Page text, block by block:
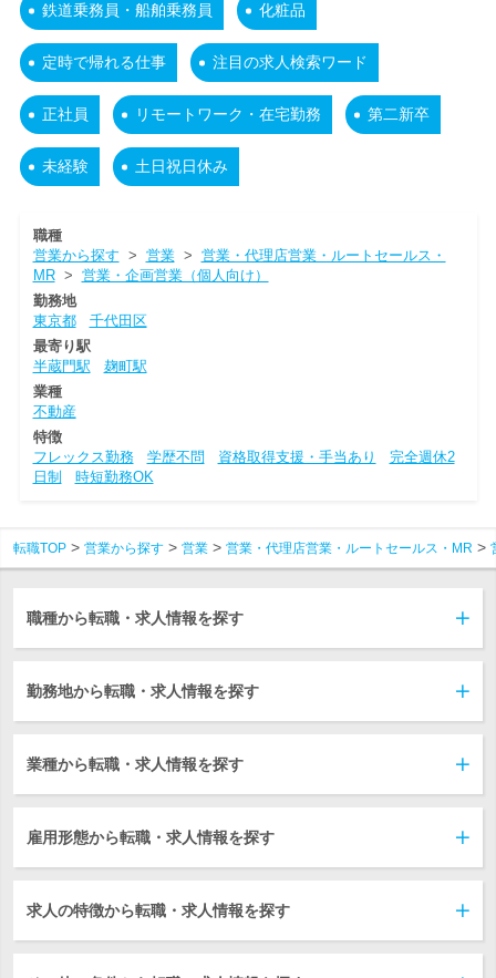
鉄道乗務員・船舶乗務員 化粧品
定時で帰れる仕事 注目の求人検索ワード
正社員 リモートワーク・在宅勤務 第二新卒
未経験 土日祝日休み
職種
営業から探す > 営業> 営業・代理店営業・ルートセールス・
MR> 営業・企画営業（個人向け）
勤務地
東京都
千代田区
最寄り駅
半蔵門駅
麹町駅
業種
不動産
特徴
フレックス勤務
学歴不問 資格取得支援・手当あり
完全週休2
日制
時短勤務OK
転職TOP 営業から探す 営業 営業・代理店営業・ルートセールス・MR
職種から転職・求人情報を探す
勤務地から転職・求人情報を探す
業種から転職・求人情報を探す
雇用形態から転職・求人情報を探す
求人の特徴から転職・求人情報を探す